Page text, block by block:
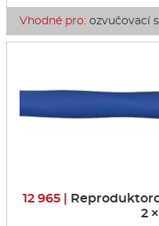
Vhodné pro: ozvučovací
12 965 |
2